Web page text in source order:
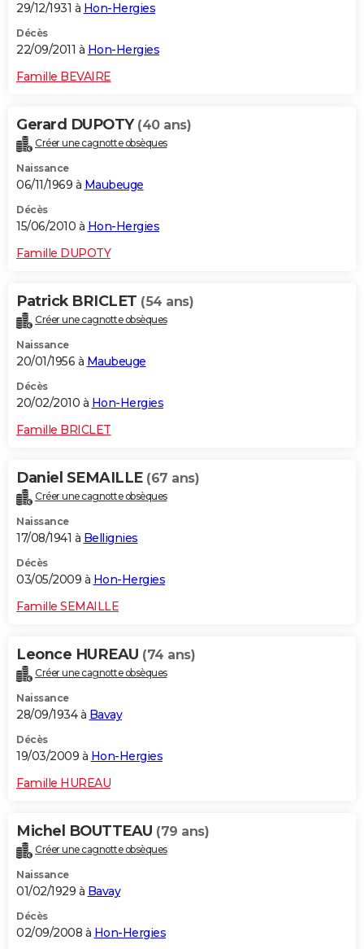
29/12/1931 à Hon-Hergies
Décès
22/09/2011 à Hon-Hergies
Famille BEVAIRE
Gerard DUPOTY (40 ans)
Créer une cagnotte obsèques
Naissance
06/11/1969 à Maubeuge
Décès
15/06/2010 à Hon-Hergies
Famille DUPOTY
Patrick BRICLET (54 ans)
Créer une cagnotte obsèques
Naissance
20/01/1956 à Maubeuge
Décès
20/02/2010 à Hon-Hergies
Famille BRICLET
Daniel SEMAILLE (67 ans)
Créer une cagnotte obsèques
Naissance
17/08/1941 à Bellignies
Décès
03/05/2009 à Hon-Hergies
Famille SEMAILLE
Leonce HUREAU (74 ans)
Créer une cagnotte obsèques
Naissance
28/09/1934 à Bavay
Décès
19/03/2009 à Hon-Hergies
Famille HUREAU
Michel BOUTTEAU (79 ans)
Créer une cagnotte obsèques
Naissance
01/02/1929 à Bavay
Décès
02/09/2008 à Hon-Hergies